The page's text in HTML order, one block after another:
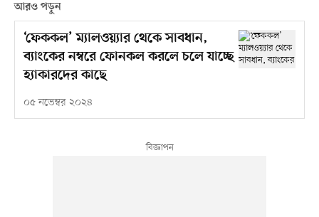
আরও পড়ুন
‘ফেককল’ ম্যালওয়্যার থেকে সাবধান,
ব্যাংকের নম্বরে ফোনকল করলে চলে যাচ্ছে
হ্যাকারদের কাছে
০৫ নভেম্বর ২০২৪